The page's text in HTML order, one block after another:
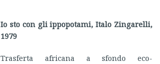
Io sto con gli ippopotami, Italo Zingarelli,
1979
Trasferta africana a sfondo eco-